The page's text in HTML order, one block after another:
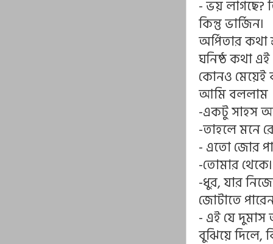
- ভয় লাগছে?
কিন্তু ভার্জিন৷
অর্পিতার
ঘনিষ্ঠ কথা
কোনও মেয়েই
আমি বললাম
-একটু সাহস
-তাহলে মনে
- এতো জোর
-তোমার
-ধুর, যার
জোটাতে
- এই যে
বুঝিয়ে